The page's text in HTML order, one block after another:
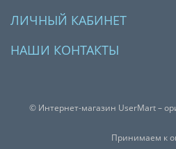
ЛИЧНЫЙ КАБИНЕТ
НАШИ КОНТАКТЫ
© Интернет-магазин UserMart –
Принимаем к